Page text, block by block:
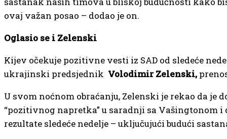
ovaj važan posao – dodao je on.
Oglasio se i Zelenski
Kijev očekuje pozitivne vesti iz SAD od sledeće
ukrajinski predsjednik Volodimir Zelenski,
U svom noćnom obraćanju, Zelenski je rekao da je
“pozitivnog napretka” u saradnji sa Vašingtonom i
rezultate sledeće nedelje – uključujući budući